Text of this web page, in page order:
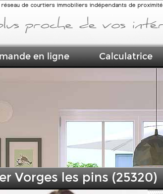
Vorges les pins (25320)
réseau de courtiers immobiliers indépendants de proximité
en ligne Calculatrice